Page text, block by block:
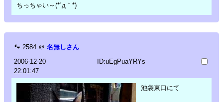
ちっちゃい～(*´д｀*)
🐾 2584 ＠ 名無しさん
2006-12-20
22:01:47
ID:uEgPuaYRYs
池袋東口にて